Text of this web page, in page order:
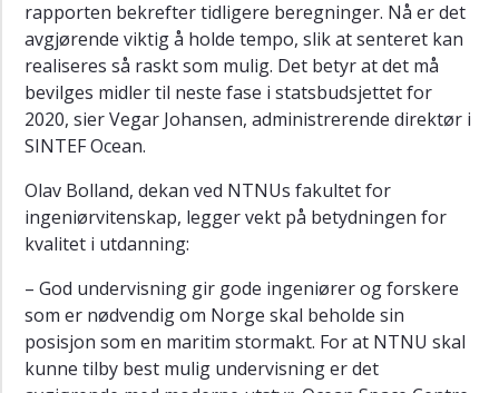
rapporten bekrefter tidligere beregninger. Nå er det
avgjørende viktig å holde tempo, slik at senteret kan
realiseres så raskt som mulig. Det betyr at det må
bevilges midler til neste fase i statsbudsjettet for
2020, sier Vegar Johansen, administrerende direktør i
SINTEF Ocean.
Olav Bolland, dekan ved NTNUs fakultet for
ingeniørvitenskap, legger vekt på betydningen for
kvalitet i utdanning:
– God undervisning gir gode ingeniører og forskere
som er nødvendig om Norge skal beholde sin
posisjon som en maritim stormakt. For at NTNU skal
kunne tilby best mulig undervisning er det